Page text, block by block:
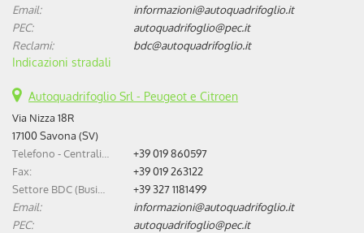
Email:
informazioni@autoquadrifoglio.it
PEC:
autoquadrifoglio@pec.it
Reclami:
bdc@autoquadrifoglio.it
Indicazioni stradali
Autoquadrifoglio Srl - Peugeot e Citroen
Via Nizza 18R
17100 Savona (SV)
+39 019 860597
Fax:
+39 019 263122
+39 327 1181499
Email:
informazioni@autoquadrifoglio.it
PEC:
autoquadrifoglio@pec.it